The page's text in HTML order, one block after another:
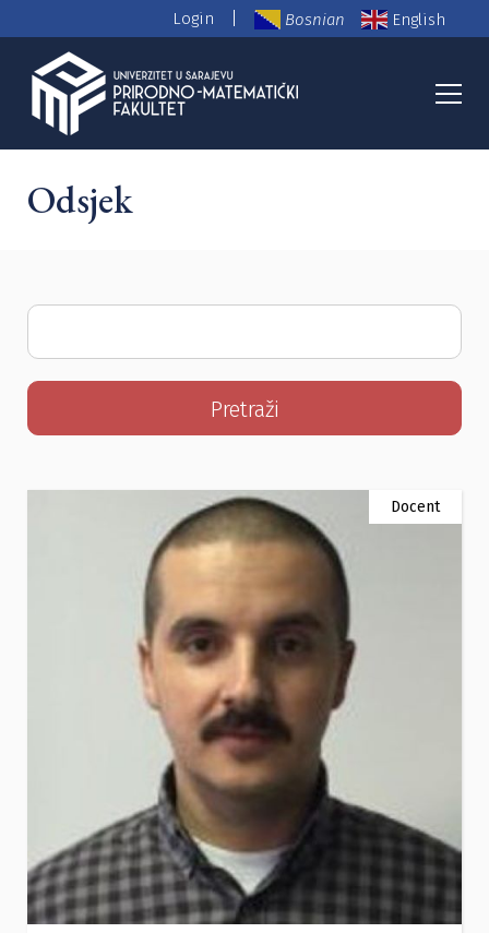
Login Bosnian English
PMF Nastavno osoblje
Odsjek
Search
Docent